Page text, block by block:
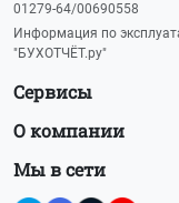
01279-64/00690558
Информация по
"БУХОТЧЁТ.ру"
Сервисы
О компании
Мы в сети